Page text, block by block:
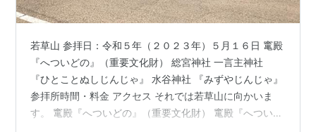
若草山 参拝日：令和５年（２０２３年）５月１６日 竃殿
『へついどの』（重要文化財） 総宮神社 一言主神社
『ひとことぬしじんじゃ』 水谷神社 『みずやじんじゃ』
参拝所時間・料金 アクセス それでは若草山に向かいま
す。 竃殿『へついどの』（重要文化財） 竃殿『へついど